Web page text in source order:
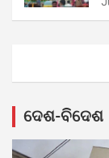
ଦେଶ-ବିଦେଶ